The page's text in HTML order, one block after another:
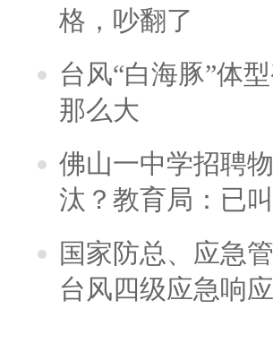
格，吵翻了
台风“白海豚”体
那么大
佛山一中学招聘
汰？教育局：已
国家防总、应急
台风四级应急响应